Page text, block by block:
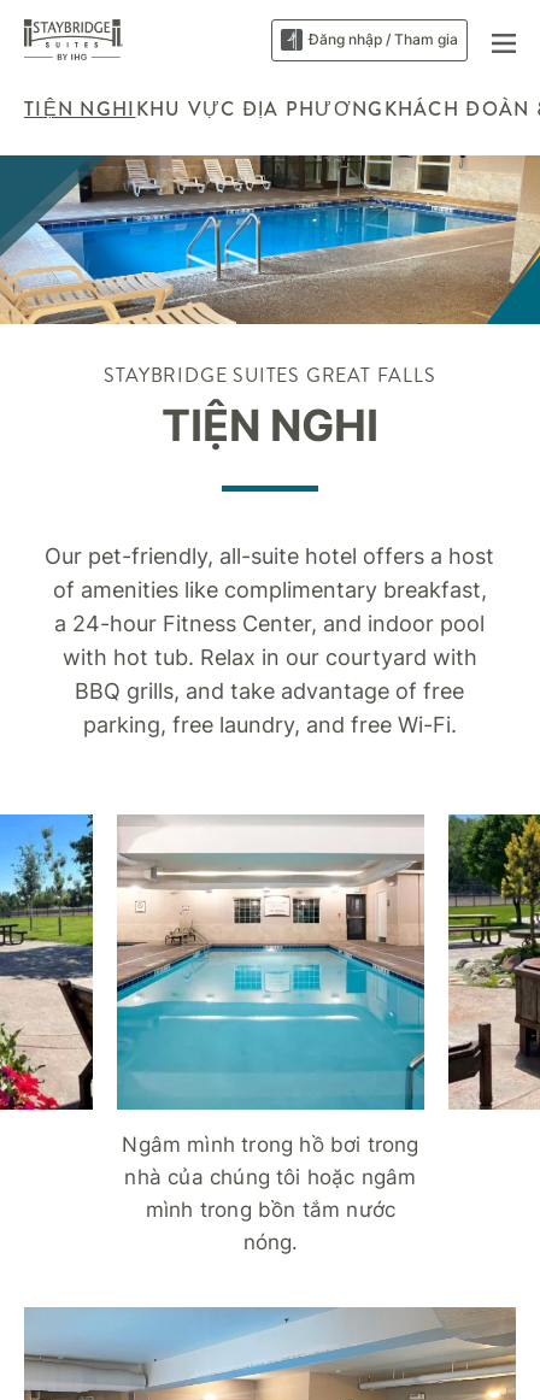
Đăng nhập / Tham gia
TIỆN NGHIKHU VỰC ĐỊA PHƯƠNGKHÁCH ĐOÀN
STAYBRIDGE SUITES GREAT FALLS
TIỆN NGHI
Our pet-friendly, all-suite hotel offers a host
of amenities like complimentary breakfast,
a 24-hour Fitness Center, and indoor pool
with hot tub. Relax in our courtyard with
BBQ grills, and take advantage of free
parking, free laundry, and free Wi-Fi.
Ngâm mình trong hồ bơi trong
nhà của chúng tôi hoặc ngâm
mình trong bồn tắm nước
nóng.